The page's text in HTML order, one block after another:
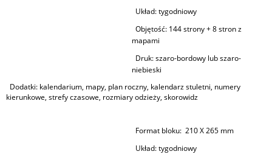
Układ:tygodniowy
Objętość: 144 strony + 8 stron z
mapami
Druk:szaro-bordowy lub szaro-
niebieski
Dodatki: kalendarium, mapy, plan roczny, kalendarz stuletni, numery
kierunkowe, strefy czasowe, rozmiary odzieży, skorowidz
Format bloku: 210 X 265 mm
Układ:tygodniowy